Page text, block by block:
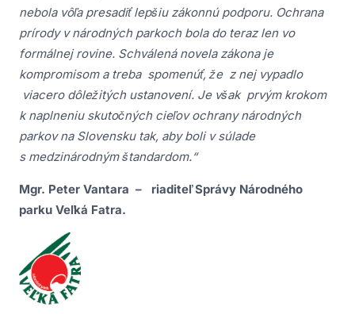
nebola vôľa presadiť lepšiu zákonnú podporu. Ochrana
prírody v národných parkoch bola do teraz len vo
formálnej rovine. Schválená novela zákona je
kompromisom a treba spomenúť, že z nej vypadlo
viacero dôležitých ustanovení. Je však prvým krokom
k naplneniu skutočných cieľov ochrany národných
parkov na Slovensku tak, aby boli v súlade
s medzinárodným štandardom.“
Mgr. Peter Vantara – riaditeľ Správy Národného
parku Veľká Fatra.